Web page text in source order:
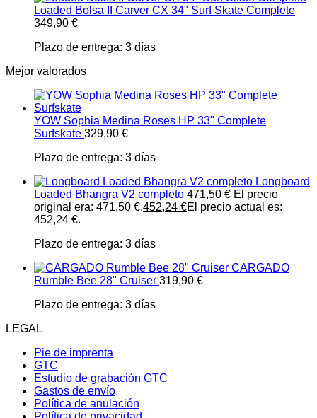
Loaded Bolsa II Carver CX 34" Surf Skate Complete
349,90 €
Plazo de entrega: 3 días
Mejor valorados
YOW Sophia Medina Roses HP 33" Complete
Surfskate 329,90 €
Plazo de entrega: 3 días
Longboard
Loaded Bhangra V2 completo 471,50€ El precio
original era: 471,50 €.452,24 €El precio actual es:
452,24 €.
Plazo de entrega: 3 días
CARGADO
Rumble Bee 28" Cruiser 319,90 €
Plazo de entrega: 3 días
LEGAL
Pie de imprenta
GTC
Estudio de grabación GTC
Gastos de envío
Política de anulación